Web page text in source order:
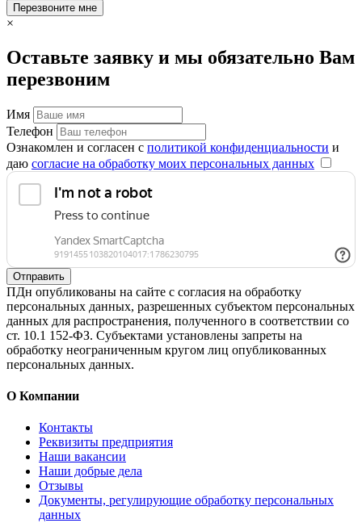
Перезвоните мне
×
Оставьте заявку и мы обязательно Вам
перезвоним
Имя
Телефон
Ознакомлен и согласен с политикой конфиденциальности и
даю согласие на обработку моих персональных данных
Отправить
ПДн опубликованы на сайте с согласия на обработку
персональных данных, разрешенных субъектом персональных
данных для распространения, полученного в соответствии со
ст. 10.1 152-ФЗ. Субъектами установлены запреты на
обработку неограниченным кругом лиц опубликованных
персональных данных.
О Компании
Контакты
Реквизиты предприятия
Наши вакансии
Наши добрые дела
Отзывы
Документы, регулирующие обработку персональных
данных